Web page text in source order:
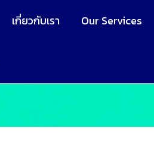
เกี่ยวกับเรา Our Services